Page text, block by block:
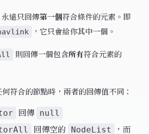
永遠只回傳第一個符合條件的元素。即
，它只會給你其中一個。
則回傳一個包含所有符合元素的
符合的節點時，兩者的回傳值不同：
回傳 null
回傳空的 NodeList
，而